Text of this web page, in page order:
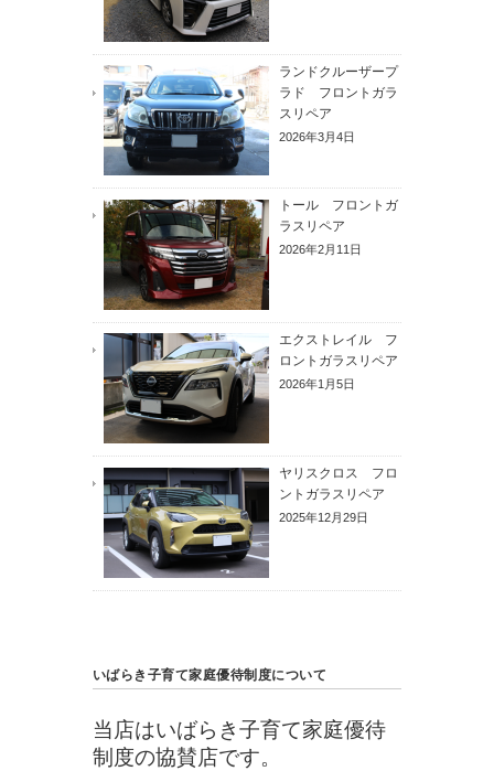
ランドクルーザープ
ラド フロントガラ
スリペア
2026年3月4日
トール フロントガ
ラスリペア
2026年2月11日
エクストレイル フ
ロントガラスリペア
2026年1月5日
ヤリスクロス フロ
ントガラスリペア
2025年12月29日
いばらき子育て家庭優待制度について
当店はいばらき子育て家庭優待
制度の協賛店です。